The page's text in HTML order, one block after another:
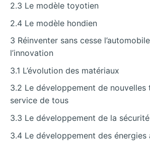
2.3 Le modèle toyotien
2.4 Le modèle hondien
3 Réinventer sans cesse
l’innovation
3.1 L’évolution des matériaux
3.2 Le développement de nouvelles
service de tous
3.3 Le développement de la sécurité
3.4 Le développement des énergies